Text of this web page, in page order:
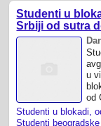
Studenti u
Srbiji od sutra
u
od